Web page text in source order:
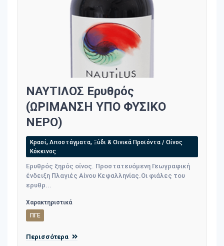
ΝΑΥΤΙΛΟΣ Ερυθρός
(ΩΡIΜΑΝΣΗ ΥΠΟ ΦΥΣΙΚΟ
ΝΕΡΟ)
Κρασί, Αποστάγματα, Ξύδι & Οινικά Προϊόντα / Οίνος
Κόκκινος
Ερυθρός ξηρός οίνος. Προστατευόμενη Γεωγραφική
ένδειξη Πλαγιές Αίνου Κεφαλληνίας.Οι φιάλες του
ερυθρ...
Χαρακτηριστικά
ΠΓΕ
Περισσότερα